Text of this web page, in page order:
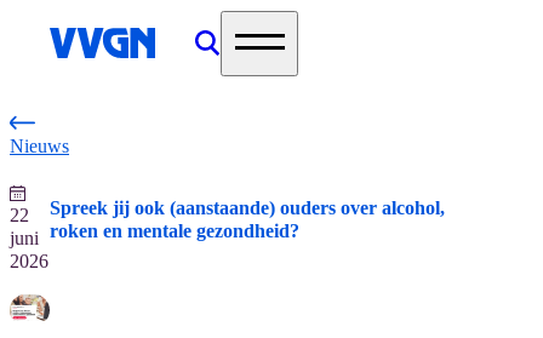
home
Nieuws
22
juni
2026
Spreek jij ook (aanstaande) ouders over alcohol,
roken en mentale gezondheid?